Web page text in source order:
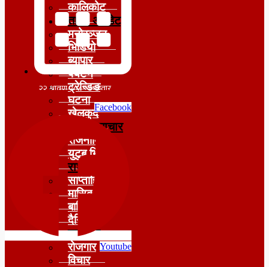
कालिकोट
ताजा अपडेट
मनोरञ्जन
भिडियो
ब्यापार
पर्यटन
ट्रेन्डिङ
घटना
खेलकुद
मुख्य समाचार
राजनीति
युटुब भिडियो
राशीफल
साप्ताहिक
मासिक
बार्षिक
दैनिक
समाचार
रोजगार
विचार
Facebook
Youtube